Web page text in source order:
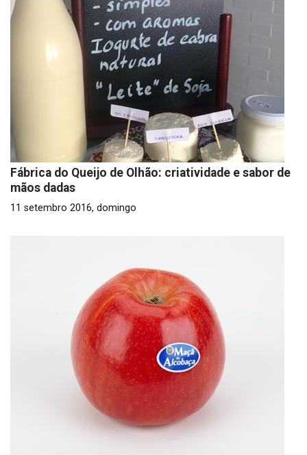
Fábrica do Queijo de Olhão: criatividade e sabor de
mãos dadas
11 setembro 2016, domingo